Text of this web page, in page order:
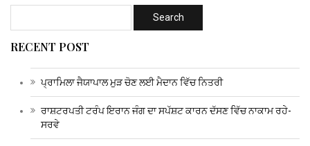
RECENT POST
ਪ੍ਰਾਮਿਲਾ ਜੈਯਾਪਾਲ ਮੁੜ ਚੋਣ ਲਈ ਮੈਦਾਨ ਵਿੱਚ ਨਿਤਰੀ
ਰਾਸ਼ਟਰਪਤੀ ਟਰੰਪ ਇਰਾਨ ਜੰਗ ਦਾ ਸਪੱਸ਼ਟ ਕਾਰਨ ਦੱਸਣ ਵਿੱਚ ਨਾਕਾਮ ਰਹੇ-
ਸਰਵੇ